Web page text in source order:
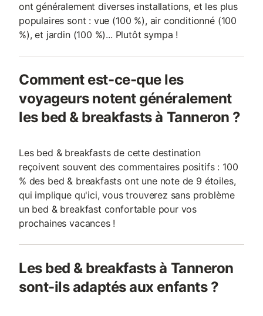
ont généralement diverses installations, et les plus
populaires sont : vue (100 %), air conditionné (100
%), et jardin (100 %)... Plutôt sympa !
Comment est-ce-que les
voyageurs notent généralement
les bed & breakfasts à Tanneron ?
Les bed & breakfasts de cette destination
reçoivent souvent des commentaires positifs : 100
% des bed & breakfasts ont une note de 9 étoiles,
qui implique qu'ici, vous trouverez sans problème
un bed & breakfast confortable pour vos
prochaines vacances !
Les bed & breakfasts à Tanneron
sont-ils adaptés aux enfants ?